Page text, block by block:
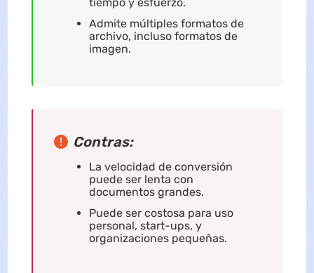
tiempo y esfuerzo.
Admite múltiples formatos de
archivo, incluso formatos de
imagen.
Contras:
La velocidad de conversión
puede ser lenta con
documentos grandes.
Puede ser costosa para uso
personal, start-ups, y
organizaciones pequeñas.